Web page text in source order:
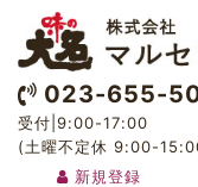
023-655-
受付|9:00-17:00
(土曜不定休 9:00-
新規登録